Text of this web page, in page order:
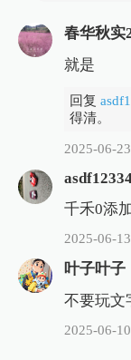
春华秋实
就是
回复
得清。
2025-06-
千禾0添
2025-06-
叶子叶子
不要玩文
2025-06-